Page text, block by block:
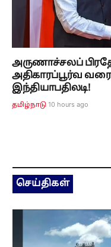
அருணாச்சலப்
அதிகாரப்பூர்வ
இந்தியாபதிலடி!
தமிழ்நாடு 10 hours ago
செய்திகள்